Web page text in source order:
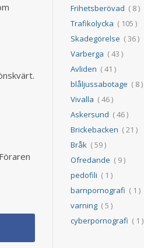
Frihetsberövad ( 8 )
Trafikolycka ( 105 )
Skadegörelse ( 36 )
Varberga ( 43 )
Avliden ( 41 )
blåljussabotage ( 8 )
Vivalla ( 46 )
Askersund ( 46 )
Brickebacken ( 21 )
Bråk( 59 )
Ofredande ( 9 )
pedofili ( 1 )
barnpornografi ( 1 )
varning( 5 )
cyberpornografi ( 1 )